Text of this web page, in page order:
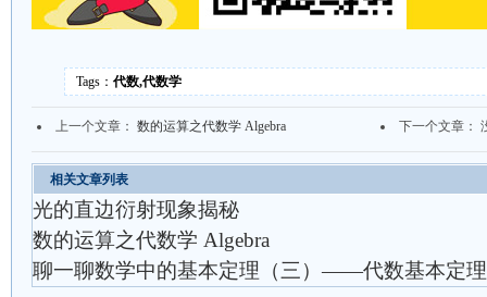
Tags： 代数,代数学
上一个文章： 数的运算之代数学 Algebra 下一个文章：
相关文章列表
光的直边衍射现象揭秘
数的运算之代数学 Algebra
聊一聊数学中的基本定理（三）——代数基本定理